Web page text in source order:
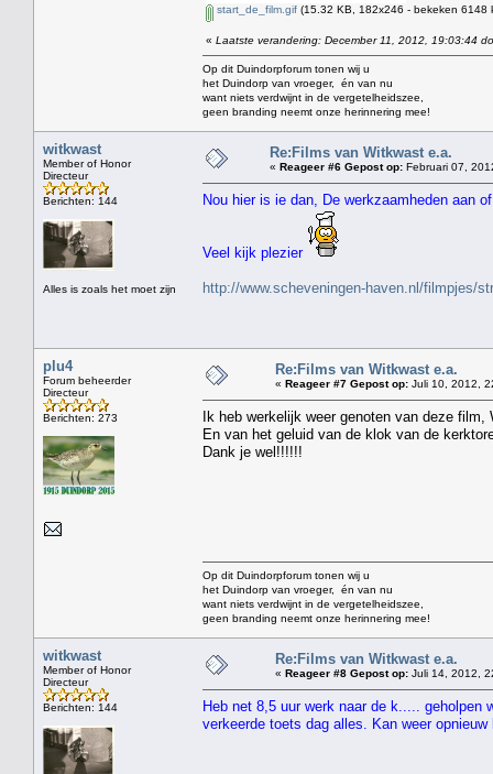
start_de_film.gif (15.32 KB, 182x246 - bekeken 6148
« Laatste verandering: December 11, 2012, 19:03:44
Op dit Duindorpforum tonen wij u
het Duindorp van vroeger, én van nu
want niets verdwijnt in de vergetelheidszee,
geen branding neemt onze herinnering mee!
witkwast
Member of Honor
Directeur
Berichten: 144
Alles is zoals het moet zijn
Re:Films van Witkwast e.a.
« Reageer #6 Gepost op: Februari 07,
Nou hier is ie dan, De werkzaamheden aan
Veel kijk plezier
http://www.scheveningen-haven.nl/filmpjes/
plu4
Forum beheerder
Directeur
Berichten: 273
Re:Films van Witkwast e.a.
« Reageer #7 Gepost op: Juli 10, 2012,
Ik heb werkelijk weer genoten van deze film,
En van het geluid van de klok van de
Dank je wel!!!!!!
Op dit Duindorpforum tonen wij u
het Duindorp van vroeger, én van nu
want niets verdwijnt in de vergetelheidszee,
geen branding neemt onze herinnering mee!
witkwast
Member of Honor
Directeur
Berichten: 144
Re:Films van Witkwast e.a.
« Reageer #8 Gepost op: Juli 14, 2012,
Heb net 8,5 uur werk naar de k.....
verkeerde toets dag alles. Kan weer